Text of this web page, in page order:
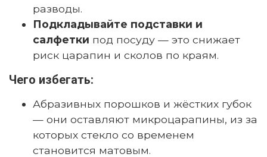
разводы.
Подкладывайте подставки и
салфетки под посуду — это снижает
риск царапин и сколов по краям.
Чего избегать:
Абразивных порошков и жёстких губок
— они оставляют микроцарапины, из за
которых стекло со временем
становится матовым.